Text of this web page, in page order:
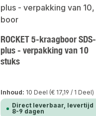
ROCKET 5-kraagboor SDS-
plus - verpakking van 10
stuks
Inhoud: 10 Deel (€ 17,19 / 1 Deel)
Direct leverbaar, levertijd
8-9 dagen